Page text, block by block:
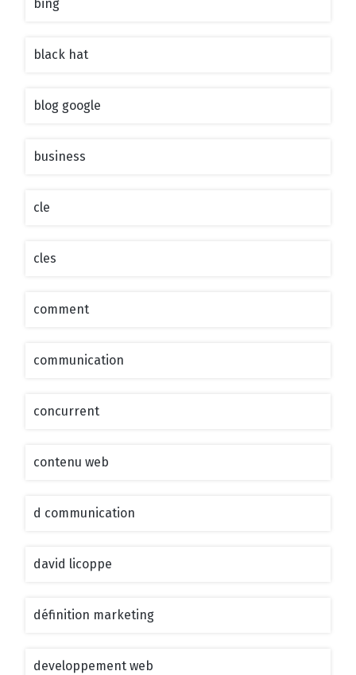
bing
black hat
blog google
business
cle
cles
comment
communication
concurrent
contenu web
d communication
david licoppe
définition marketing
developpement web